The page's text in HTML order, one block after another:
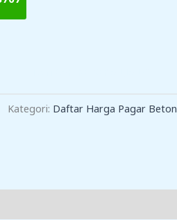
Kategori: Daftar Harga Pagar Beton